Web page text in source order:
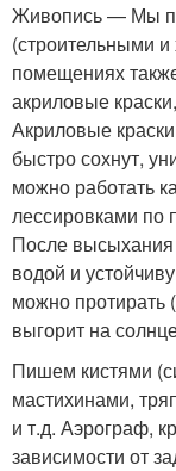
Живопись — Мы
(строительными
помещениях
акриловые
Акриловые
быстро сохнут,
можно работать
лессировками по
После
водой и
можно протирать
выгорит на
Пишем кистями
мастихинами,
и т.д. Аэрограф,
зависимости от